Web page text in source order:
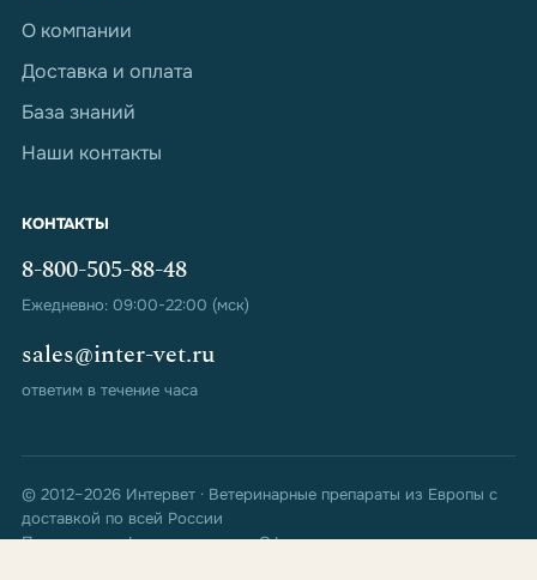
О компании
Доставка и оплата
База знаний
Наши контакты
КОНТАКТЫ
8-800-505-88-48
Ежедневно: 09:00-22:00 (мск)
sales@inter-vet.ru
ответим в течение часа
© 2012–2026 Интервет · Ветеринарные препараты из Европы с
доставкой по всей России
Политика конфиденциальностиОферта